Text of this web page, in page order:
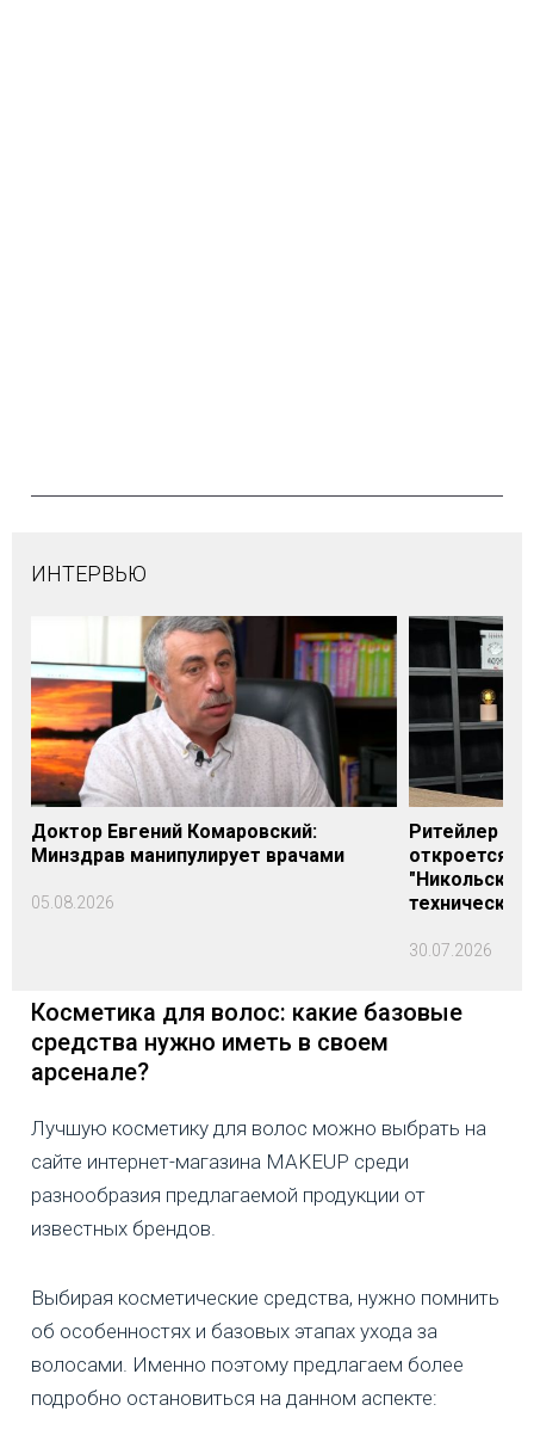
ИНТЕРВЬЮ
Доктор Евгений Комаровский:
Минздрав манипулирует врачами
05.08.2026
Ритейлер
откроется
технических
30.07.2026
Косметика для волос: какие базовые
средства нужно иметь в своем
арсенале?
Лучшую косметику для волос можно выбрать на
сайте интернет-магазина MAKEUP среди
разнообразия предлагаемой продукции от
известных брендов.
Выбирая косметические средства, нужно помнить
об особенностях и базовых этапах ухода за
волосами. Именно поэтому предлагаем более
подробно остановиться на данном аспекте: